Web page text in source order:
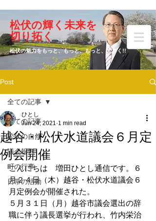
​増田 ひとし
​松伏の輝く未来を
切り拓く
松伏の魅力をもっと、もっと、もっと、大きく!!
元松伏町議会議員
Post
全ての記事
松伏の自然
議会報告
町の行事
日常の活動
全ての記事
越谷・松伏水道議会６月定
例会開催
ひとし
Jun 24, 2021 1 min read
こんにちは　増田ひとし通信です。６
月２４日（木）越谷・松伏水道議会６
月定例会が開催された。
５月３１日（月）越谷市議会選出の辞
職に伴う議長選挙が行われ、竹内栄治